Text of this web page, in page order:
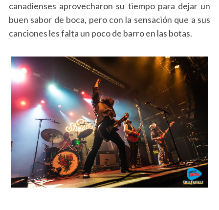
canadienses aprovecharon su tiempo para dejar un
buen sabor de boca, pero con la sensación que a sus
canciones les falta un poco de barro en las botas.